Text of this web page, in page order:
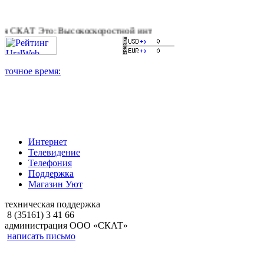
Это: Высокоскоростной интернет, качественное цифровое
Интернет
Телевидение
Телефония
Поддержка
Магазин Уют
техническая поддержка
8 (35161) 3 41 66
администрация ООО «СКАТ»
написать письмо